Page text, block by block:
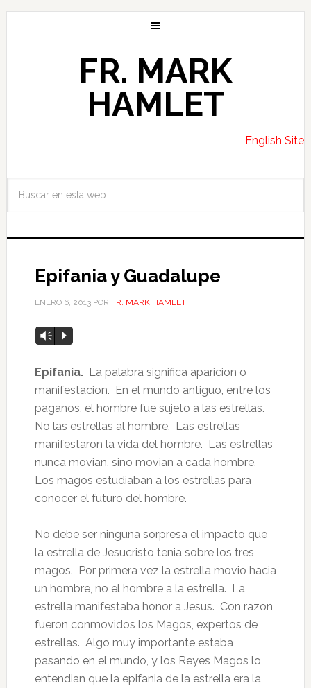
FR. MARK
HAMLET
English Site
Epifania y Guadalupe
ENERO 6, 2013POR FR. MARK HAMLET
Vm P
Epifania.La palabra significa aparicion o
manifestacion. En el mundo antiguo, entre los
paganos, el hombre fue sujeto a las estrellas.
No las estrellas al hombre. Las estrellas
manifestaron la vida del hombre. Las estrellas
nunca movian, sino movian a cada hombre.
Los magos estudiaban a los estrellas para
conocer el futuro del hombre.
No debe ser ninguna sorpresa el impacto que
la estrella de Jesucristo tenia sobre los tres
magos. Por primera vez la estrella movio hacia
un hombre, no el hombre a la estrella. La
estrella manifestaba honor a Jesus. Con razon
fueron conmovidos los Magos, expertos de
estrellas. Algo muy importante estaba
pasando en el mundo, y los Reyes Magos lo
entendian que la epifania de la estrella era la